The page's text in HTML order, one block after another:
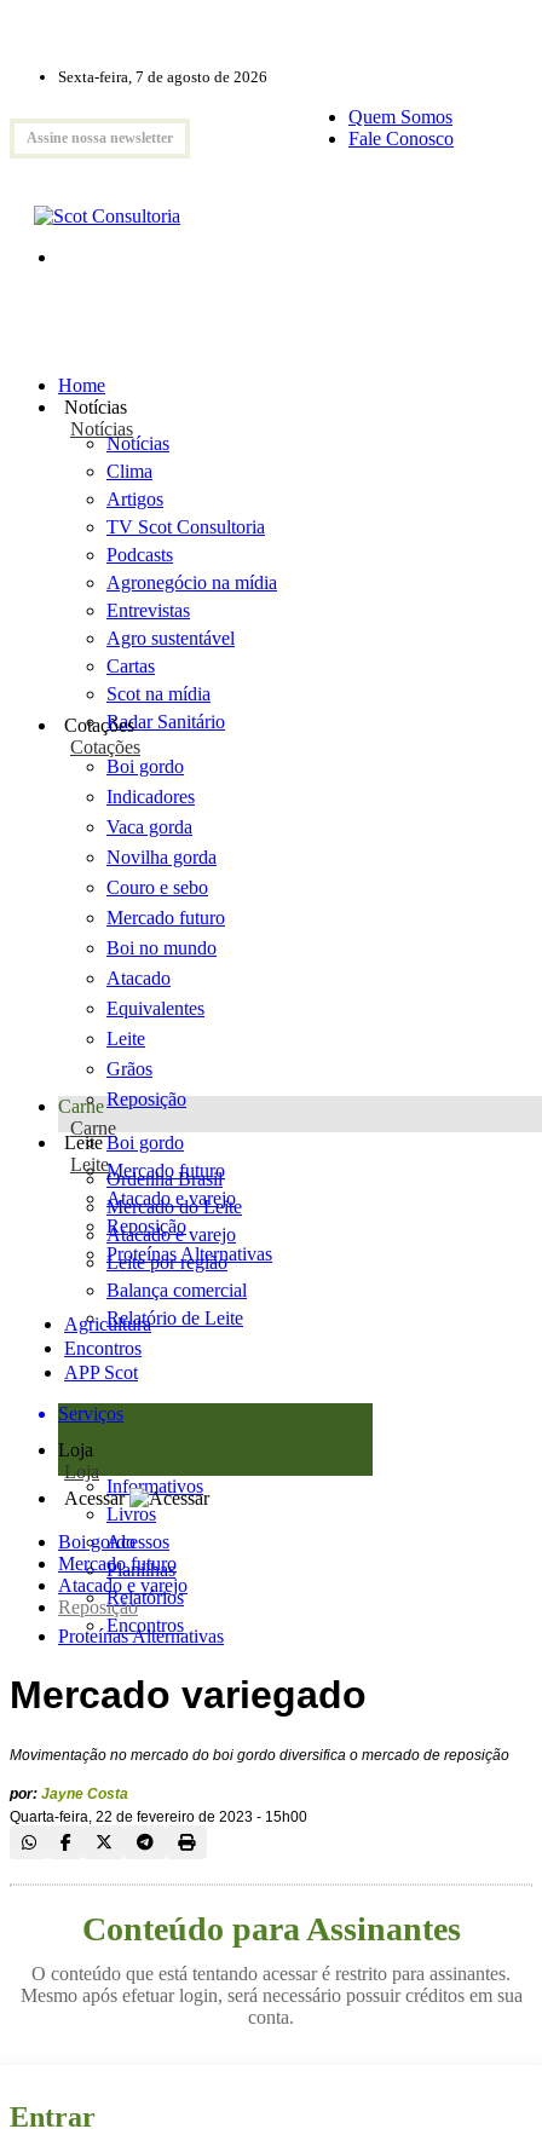
Sexta-feira, 7 de agosto de 2026
Assine nossa newsletter
Quem Somos
Fale Conosco
Home
Notícias
Notícias
Notícias
Clima
Artigos
TV Scot Consultoria
Podcasts
Agronegócio na mídia
Entrevistas
Agro sustentável
Cartas
Scot na mídia
Radar Sanitário
Cotações
Cotações
Boi gordo
Indicadores
Vaca gorda
Novilha gorda
Couro e sebo
Mercado futuro
Boi no mundo
Atacado
Equivalentes
Leite
Grãos
Reposição
Carne
Carne
Boi gordo
Mercado futuro
Atacado e varejo
Reposição
Proteínas Alternativas
Leite
Leite
Ordenha Brasil
Mercado do Leite
Atacado e varejo
Leite por região
Balança comercial
Relatório de Leite
Agricultura
Encontros
APP Scot
Serviços
Loja
Loja
Informativos
Livros
Acessos
Planilhas
Relatórios
Encontros
Acessar
Boi gordo
Mercado futuro
Atacado e varejo
Reposição
Proteínas Alternativas
Mercado variegado
Movimentação no mercado do boi gordo diversifica o mercado de reposição
por: Jayne Costa
Quarta-feira, 22 de fevereiro de 2023 - 15h00
Conteúdo para Assinantes
O conteúdo que está tentando acessar é restrito para assinantes.
Mesmo após efetuar login, será necessário possuir créditos em sua
conta.
Entrar